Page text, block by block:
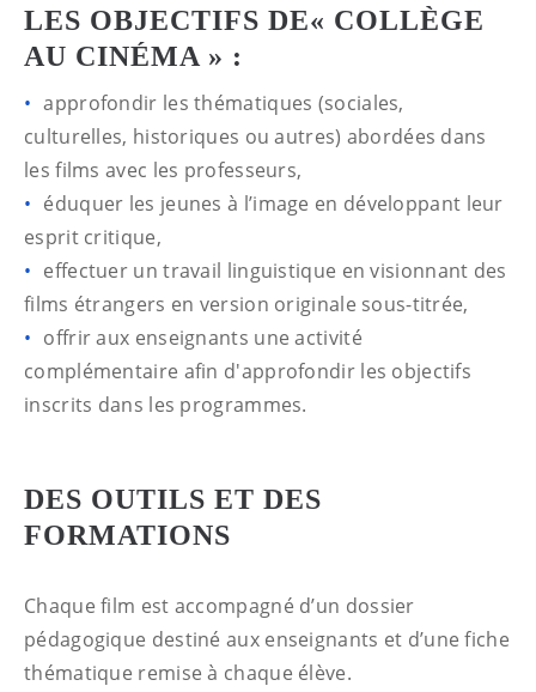
LES OBJECTIFS DE« COLLÈGE
AU CINÉMA » :
approfondir les thématiques (sociales,
culturelles, historiques ou autres) abordées dans
les films avec les professeurs,
éduquer les jeunes à l’image en développant leur
esprit critique,
effectuer un travail linguistique en visionnant des
films étrangers en version originale sous-titrée,
offrir aux enseignants une activité
complémentaire afin d'approfondir les objectifs
inscrits dans les programmes.
DES OUTILS ET DES
FORMATIONS
Chaque film est accompagné d’un dossier
pédagogique destiné aux enseignants et d’une fiche
thématique remise à chaque élève.